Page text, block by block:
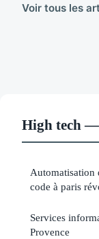
Voir tous les
High tech —
Automatisation
code à paris
Services
Provence